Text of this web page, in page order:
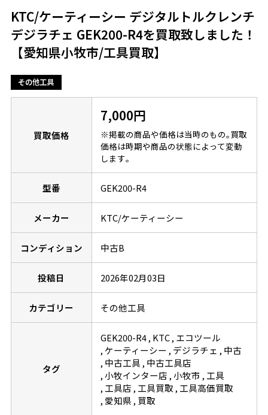
KTC/ケーティーシー デジタルトルクレンチ
デジラチェ GEK200-R4を買取致しました！
【愛知県小牧市/工具買取】
その他工具
買取価格
7,000円
※掲載の商品や価格は当時のもの｡買取
価格は時期や商品の状態によって変動
します｡
型番 GEK200-R4
メーカー KTC/ケーティーシー
コンディション 中古B
投稿日 2026年02月03日
カテゴリー その他工具
タグ
GEK200-R4 KTC エコツール
ケーティーシー
デジラチェ
中古
中古工具 中古工具店
小牧インター店 小牧市 工具
工具店 工具買取 工具高価買取
愛知県
買取